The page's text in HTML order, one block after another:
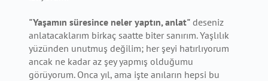
"Yaşamın süresince neler yaptın, anlat" deseniz
anlatacaklarım birkaç saatte biter sanırım. Yaşlılık
yüzünden unutmuş değilim; her şeyi hatırlıyorum
ancak ne kadar az şey yapmış olduğumu
görüyorum. Onca yıl, ama işte anıların hepsi bu